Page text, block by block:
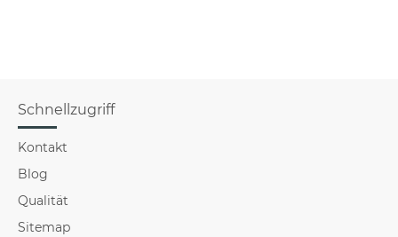
Schnellzugriff
Kontakt
Blog
Qualität
Sitemap